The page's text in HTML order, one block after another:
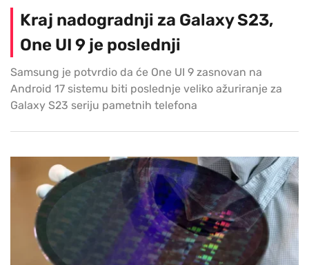
Kraj nadogradnji za Galaxy S23,
One UI 9 je poslednji
Samsung je potvrdio da će One UI 9 zasnovan na
Android 17 sistemu biti poslednje veliko ažuriranje za
Galaxy S23 seriju pametnih telefona